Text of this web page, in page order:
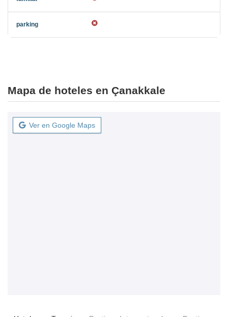
Mapa de hoteles en Çanakkale
Ver en Google Maps